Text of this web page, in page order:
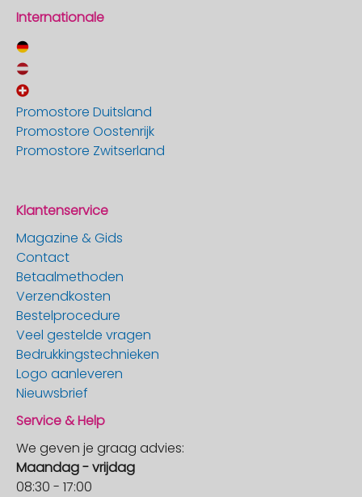
Internationale
Promostore Duitsland
Promostore Oostenrijk
Promostore Zwitserland
Klantenservice
Magazine & Gids
Contact
Betaalmethoden
Verzendkosten
Bestelprocedure
Veel gestelde vragen
Bedrukkingstechnieken
Logo aanleveren
Nieuwsbrief
Service & Help
We geven je graag advies:
Maandag - vrijdag
08:30 - 17:00